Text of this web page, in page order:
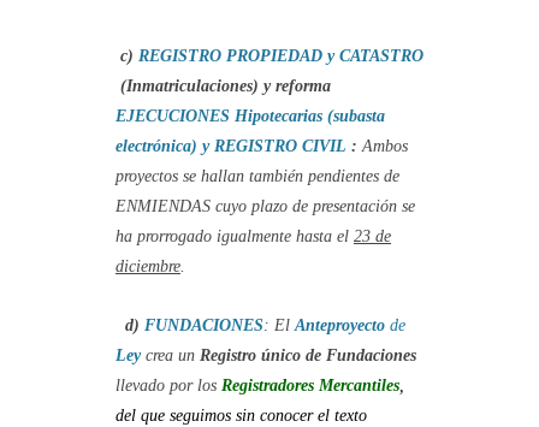
c) REGISTRO PROPIEDAD y CATASTRO
(Inmatriculaciones) y reforma
EJECUCIONES Hipotecarias (subasta
electrónica) y REGISTRO CIVIL : Ambos
proyectos se hallan también pendientes de
ENMIENDAS cuyo plazo de presentación se
ha prorrogado igualmente hasta el 23 de
diciembre.
d) FUNDACIONES: ElAnteproyecto de
Leycrea un Registro único de Fundaciones
llevado por los Registradores Mercantiles,
del que seguimos sin conocer el texto